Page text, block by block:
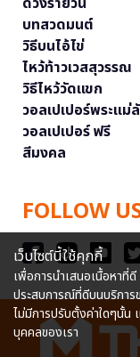
บทสวดมนต์
วิธีบนไอ้ไข่
ไหว้ท้าวเวสสุวรรณ
วิธีไหว้วัดแขก
วอลเปเปอร์พระแม่
วอลเปเปอร์ ฟรี
สีมงคล
FOLLOW
เว็บไซต์นี้ใช้คุกกี้
เพื่อการนำเสนอเนื้อหาที่
ประสบการณ์ที่ดีบนบริการ
ไม่มีการปรับตั้งค่าใดๆนั้
บุคคลของเรา